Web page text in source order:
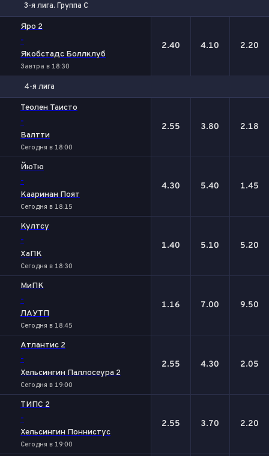
3-я лига. Группа С
Яро 2
-
Якобстадс Боллклуб
Завтра в 18:30
2.40 4.10 2.20
4-я лига
Теолен Таисто
-
Валтти
Сегодня в 18:00
2.55 3.80 2.18
ЙюТю
-
Кааринан Поят
Сегодня в 18:15
4.30 5.40 1.45
Култсу
-
ХаПК
Сегодня в 18:30
1.40 5.10 5.20
МиПК
-
ЛАУТП
Сегодня в 18:45
1.16 7.00 9.50
Атлантис 2
-
Хельсингин Паллосеура 2
Сегодня в 19:00
2.55 4.30 2.05
ТИПС 2
-
Хельсингин Поннистус
Сегодня в 19:00
2.55 3.70 2.20